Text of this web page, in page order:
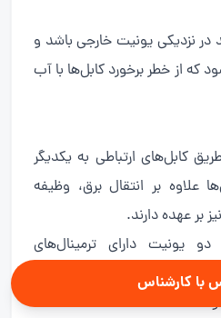
نزدیکی یونیت خارجی باشد و
که از خطر برخورد کابل‌ها با آب
کابل‌های ارتباطی به یکدیگر
علاوه بر انتقال برق، وظیفه
بر عهده دارند.
یونیت دارای ترمینال‌های
کابل‌ها باید دقیقاً بر
با کارشناس